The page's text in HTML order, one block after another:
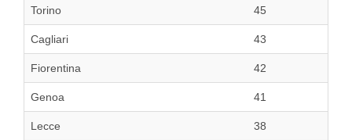
Torino 45
Cagliari 43
Fiorentina 42
Genoa 41
Lecce 38